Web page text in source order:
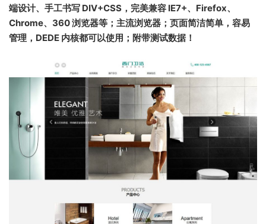
端设计、手工书写 DIV+CSS，完美兼容 IE7+、Firefox、
Chrome、360 浏览器等；主流浏览器；页面简洁简单，容易
管理，DEDE 内核都可以使用；附带测试数据！